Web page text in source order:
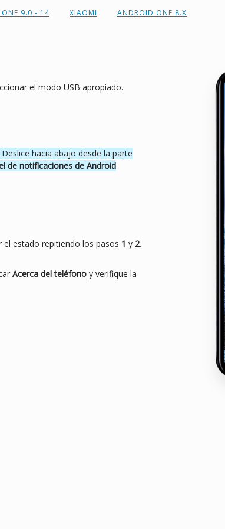
9.0 - 14 XIAOMI ANDROID ONE 8.X
el modo USB apropiado.
hacia abajo desde la parte
de notificaciones de Android
el estado repitiendo los pasos 1 y 2.
Acerca del teléfono y verifique la